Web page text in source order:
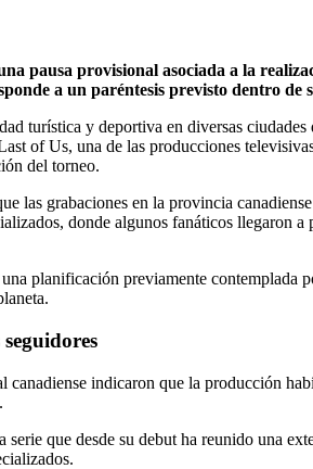
pausa provisional asociada a la
a un paréntesis previsto dentro
turística y deportiva en diversas
of Us, una de las producciones
del torneo.
las grabaciones en la provincia
donde algunos fanáticos llegaron
planificación previamente contemplada
indicaron que la producción
que desde su debut ha reunido una